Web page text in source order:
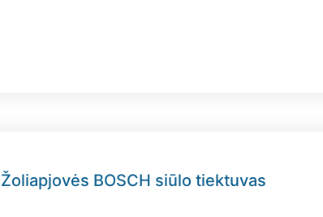
Žoliapjovės BOSCH siūlo tiektuvas